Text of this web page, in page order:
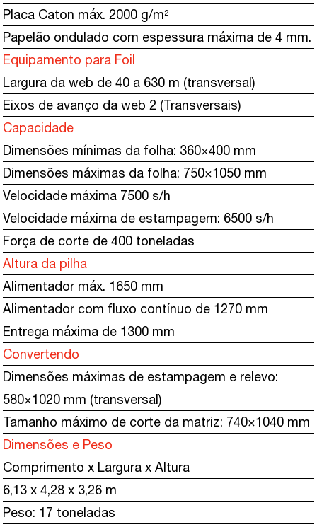
Placa Caton máx. 2000 g/m²
Papelão ondulado com espessura máxima de 4 mm.
Equipamento para Foil
Largura da web de 40 a 630 m (transversal)
Eixos de avanço da web 2 (Transversais)
Capacidade
Dimensões mínimas da folha: 360×400 mm
Dimensões máximas da folha: 750×1050 mm
Velocidade máxima 7500 s/h
Velocidade máxima de estampagem: 6500 s/h
Força de corte de 400 toneladas
Altura da pilha
Alimentador máx. 1650 mm
Alimentador com fluxo contínuo de 1270 mm
Entrega máxima de 1300 mm
Convertendo
Dimensões máximas de estampagem e relevo:
580×1020 mm (transversal)
Tamanho máximo de corte da matriz: 740×1040 mm
Dimensões e Peso
Comprimento x Largura x Altura
6,13 x 4,28 x 3,26 m
Peso: 17 toneladas